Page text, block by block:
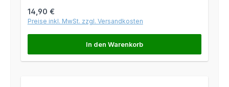
Regulärer Preis:
14,90 €
Preise inkl. MwSt. zzgl. Versandkosten
In den Warenkorb